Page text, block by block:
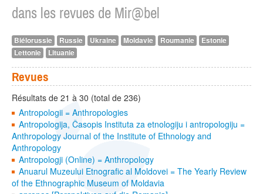
Recherche
avancée
EN
ES
dans les revues de Mir@bel
Biélorussie Russie Ukraine Moldavie Roumanie
Estonie
Lettonie
Lituanie
Revues
Résultats de 21 à 30 (total de 236)
Antropologii = Anthropologies
Antropologija, Časopis Instituta za etnologiju i antropologiju =
Anthropology Journal of the Institute of Ethnology and
Anthropology
Antropologji (Online) = Anthropology
Anuarul Muzeului Etnografic al Moldovei = The Yearly Review
of the Ethnographic Museum of Moldavia